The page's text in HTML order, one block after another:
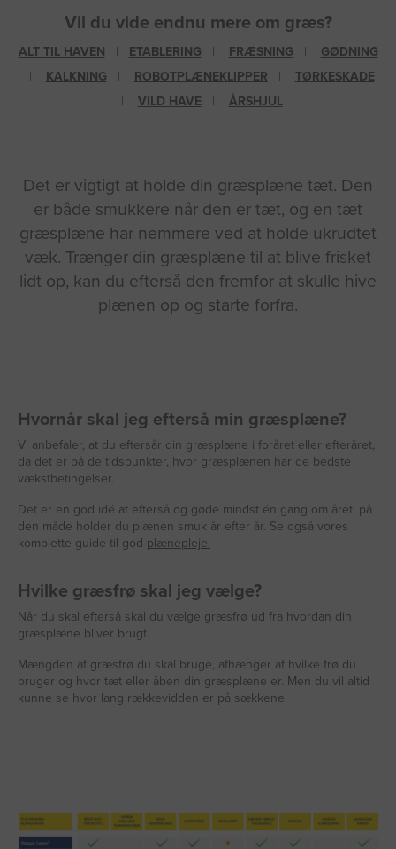
Vil du vide endnu mere om græs?
ALT TIL HAVEN | ETABLERING | FRÆSNING | GØDNING
| KALKNING | ROBOTPLÆNEKLIPPER | TØRKESKADE
| VILD HAVE | ÅRSHJUL
Det er vigtigt at holde din græsplæne tæt. Den
er både smukkere når den er tæt, og en tæt
græsplæne har nemmere ved at holde ukrudtet
væk. Trænger din græsplæne til at blive frisket
lidt op, kan du efterså den fremfor at skulle hive
plænen op og starte forfra.
Hvornår skal jeg efterså min græsplæne?
Vi anbefaler, at du eftersår din græsplæne i foråret eller efteråret,
da det er på de tidspunkter, hvor græsplænen har de bedste
vækstbetingelser.
Det er en god idé at efterså og gøde mindst én gang om året, på
den måde holder du plænen smuk år efter år. Se også vores
komplette guide til god plænepleje.
Hvilke græsfrø skal jeg vælge?
Når du skal efterså skal du vælge græsfrø ud fra hvordan din
græsplæne bliver brugt.
Mængden af græsfrø du skal bruge, afhænger af hvilke frø du
bruger og hvor tæt eller åben din græsplæne er. Men du vil altid
kunne se hvor lang rækkevidden er på sækkene.